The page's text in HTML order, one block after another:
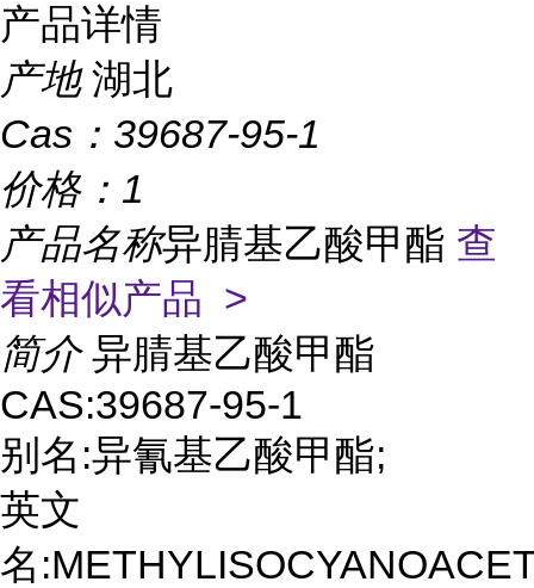
产品详情
产地 湖北
Cas： 39687-95-1
价格： 1
产品名称异腈基乙酸甲酯 查
看相似产品 >
简介 异腈基乙酸甲酯
CAS:39687-95-1
别名:异氰基乙酸甲酯;
英文
名